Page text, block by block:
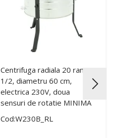
Centrifuga radiala 20 rame
1/2, diametru 60 cm,
electrica 230V, doua
sensuri de rotatie MINIMA
Cod:W230B_RL